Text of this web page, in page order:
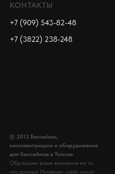
КОНТАКТЫ
+7 (909) 543-82-48
+7 (3822) 238-248
© 2012 Бассейны,
комплектующие и оборудование
для бассейнов в Томске
Обращаем ваше внимание на то,
что данный Интернет-сайт, носит